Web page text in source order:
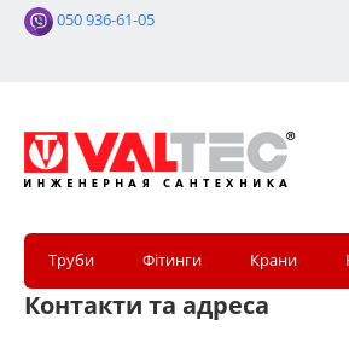
050 936-61-05
Труби Фітинги Крани
Контакти та адреса